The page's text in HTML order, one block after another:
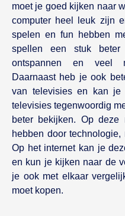
moet je goed kijken naar
computer heel leuk zijn
spelen en fun hebben
spellen een stuk
ontspannen en veel
Daarnaast heb je ook
van televisies en kan
televisies tegenwoordig
beter bekijken. Op
hebben door
Op het internet kan je
en kun je kijken naar de
je ook met elkaar
moet kopen.